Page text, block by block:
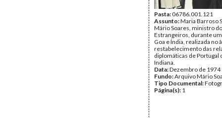
Pasta:06786.001.121
Assunto:Maria Barroso
Mário Soares, ministro
Estrangeiros, durante
Goa e Índia, realizada no
restabelecimento das
diplomáticas de Portugal
Indiana.
Data:Dezembro de 1974
Fundo:Arquivo Mário
Tipo Documental:
Página(s): 1